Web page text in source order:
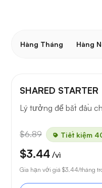
Hàng Tháng Hàng
SHARED STARTER
Lý tưởng để bắt đầu
$6.89 Tiết kiệm
$3.44 /vì
Gia hạn với giá $3.44/tháng